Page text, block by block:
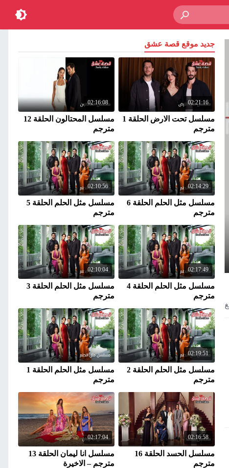
جديد موقع قصة عشق
02:21:16
مسلسل تحت الارض الحلقة 1
مترجم
02:16:08
مسلسل المحتالون الحلقة 12
مترجم
02:14:29
مسلسل مثل الحلم الحلقة 6
مترجم
02:10:56
مسلسل مثل الحلم الحلقة 5
مترجم
02:17:49
مسلسل مثل الحلم الحلقة 4
مترجم
02:10:04
مسلسل مثل الحلم الحلقة 3
مترجم
02:19:51
مسلسل مثل الحلم الحلقة 2
مترجم
مسلسل مثل الحلم الحلقة 1
مترجم
02:16:58
مسلسل الحسد الحلقة 16
مترجم
02:17:04
مسلسل انا ليمان الحلقة 13
مترجم – الاخيرة